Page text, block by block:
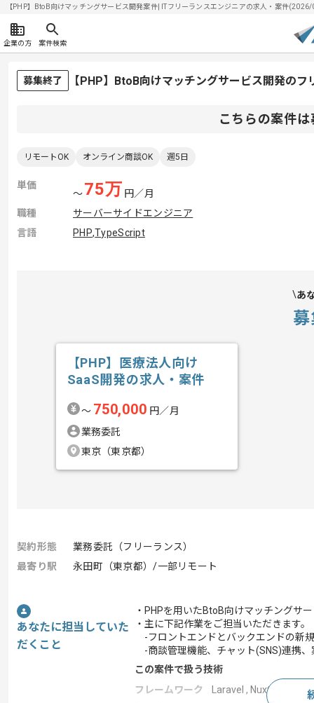
【PHP】BtoB向けマッチングサービス開発案件| ITフリーランスエンジニアの求人・案件
企業の方 案件検索
募集終了 【PHP】BtoB向けマッチングサービス開発の
こちらの案件
リモートOK オンライン商談OK 週5日
単価
〜75万 円／月
職種
サーバーサイドエンジニア
言語
PHP,TypeScript
あ
【PHP】医療法人向け
SaaS開発の求人・案件
〜 750,000 円／月
業務委託
東京（東京都）
契約形態
業務委託（フリーランス）
最寄り駅
永田町（東京都）/一部リモート
あなたに担当していた
だくこと
・PHPを用いたBtoB向けマッチングサ
・主に下記作業をご担当いただきます。
-フロントエンドとバックエンドの
-商談管理機能、チャット(SNS)連携、
この案件で扱う技術
フレームワーク
Laravel , Nuxt.js